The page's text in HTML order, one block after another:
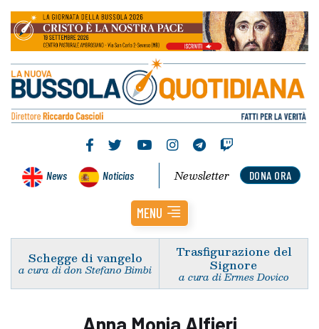
News Noticias DONA ORA
Newsletter
MENU
Schegge di vangelo
a cura di don Stefano Bimbi
Trasfigurazione del
Signore
a cura di Ermes Dovico
Anna Monia Alfieri